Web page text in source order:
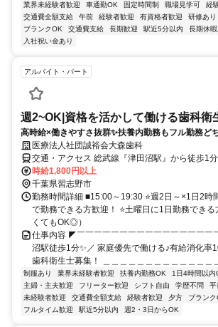
業界未経験者歓迎 車通勤OK 固定時間制 職場見学可 経
交通費全額支給
午前 経験者歓迎 有資格者歓迎 研修あり
ブランクOK
交通費支給 長期歓迎 駅近5分以内 長期休暇
入社祝い金あり
アルバイト・パート
週2~OK|資格を活かして働ける歯科衛
高時給×働きやすさ抜群✨扶養内勤務もフル勤務ど
医療法人社団誠裕会大森歯科
交通・アクセス 総武線『津田沼駅』から徒歩1分
時給1,800円以上
千葉県習志野市
勤務時間詳細 ■15:00～19:30 ⭐週2日～×1日2時
で勤務できる方歓迎！ ⭐土曜日に1日勤務でき
くてもOK◎）
仕事内容 ◤￣￣￣￣￣￣￣￣￣￣￣￣￣￣￣￣
沼駅徒歩1分✨／ 家庭優先で働ける♪有給消化率
歯科衛生士募集！ ＿＿＿＿＿＿＿＿＿＿＿＿＿
制服あり 業界未経験者歓迎 扶養内勤務OK 1日4時間以内
主婦・主夫歓迎
フリーター歓迎 シフト自由 学歴不問 平
未経験者歓迎
交通費全額支給 経験者歓迎 夕方 ブラン
フルタイム歓迎
駅近5分以内 週2・3日からOK